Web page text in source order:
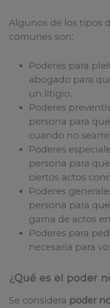
Algunos de los tipos
comunes son:
Poderes para
abogado para
un litigio.
Poderes
persona para
cuando no
Poderes
persona para
ciertos actos
Poderes
persona para
gama de actos
Poderes para
necesaria para
¿Qué es el poder
Se considera poder